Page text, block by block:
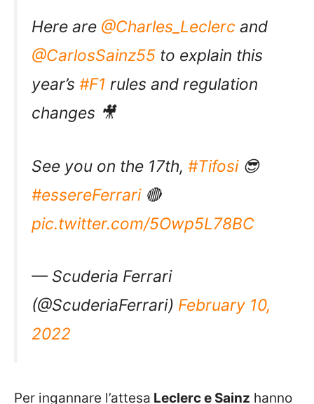
Here are @Charles_Leclerc and
@CarlosSainz55 to explain this
year’s #F1 rules and regulation
changes 🎥
See you on the 17th, #Tifosi😎
#essereFerrari🔴
pic.twitter.com/5Owp5L78BC
— Scuderia Ferrari
(@ScuderiaFerrari) February 10,
2022
Per ingannare l’attesa Leclerc e Sainz hanno